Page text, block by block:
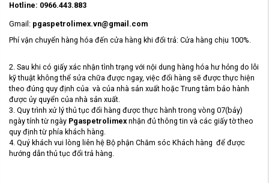
Hotline: 0966.443.883
Gmail: pgaspetrolimex.vn@gmail.com
Phí vận chuyển hàng hóa đến cửa hàng khi đổi trả: Cửa hàng chịu 100%.
2. Sau khi có giấy xác nhận tình trạng với nội dung hàng hóa hư hỏng do lỗi
kỹ thuật không thể sửa chữa được ngay, việc đổi hàng sẽ được thực hiện
theo đúng quy định của và của nhà sản xuất hoặc Trung tâm bảo hành
được ủy quyển của nhà sản xuất.
3. Quy trình xử lý thủ tục đổi hàng được thực hành trong vòng 07(bảy)
ngày tính từ ngày Pgaspetrolimex nhận đủ thông tin và các giấy tờ theo
quy định từ phía khách hàng.
4. Quý khách vui lòng liên hệ Bộ phận Chăm sóc Khách hàng để được
hướng dẫn thủ tục đổi trả hàng.